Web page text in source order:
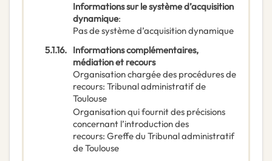
Informations sur le système d’acquisition
dynamique:
Pas de système d’acquisition dynamique
5.1.16. Informations complémentaires,
médiation et recours
Organisation chargée des procédures de
recours: Tribunal administratif de
Toulouse
Organisation qui fournit des précisions
concernant l’introduction des
recours: Greffe du Tribunal administratif
de Toulouse